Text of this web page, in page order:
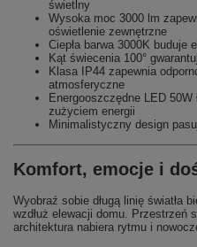
świetlny
Wysoka moc 3000 lm
oświetlenie zewnętrzne
Ciepła barwa 3000K buduje
Kąt świecenia 100°
Klasa IP44 zapewnia
atmosferyczne
Energooszczędne LED
zużyciem energii
Minimalistyczny design
Komfort, emocje i
Wyobraź sobie długą linię światła
wzdłuż elewacji domu. Przestrzeń
architektura nabiera rytmu i